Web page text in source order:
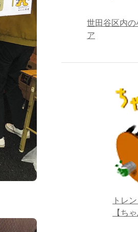
世田谷区内の
ア
トレ
【ち